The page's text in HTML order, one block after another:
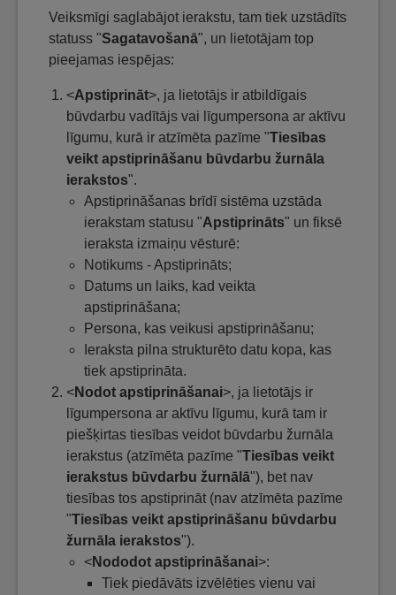
Veiksmīgi saglabājot ierakstu, tam tiek uzstādīts
statuss "Sagatavošanā", un lietotājam top
pieejamas iespējas:
<Apstiprināt>, ja lietotājs ir atbildīgais
būvdarbu vadītājs vai līgumpersona ar aktīvu
līgumu, kurā ir atzīmēta pazīme "Tiesības
veikt apstiprināšanu būvdarbu žurnāla
ierakstos".
Apstiprināšanas brīdī sistēma uzstāda
ierakstam statusu "Apstiprināts" un fiksē
ieraksta izmaiņu vēsturē:
Notikums - Apstiprināts;
Datums un laiks, kad veikta
apstiprināšana;
Persona, kas veikusi apstiprināšanu;
Ieraksta pilna strukturēto datu kopa, kas
tiek apstiprināta.
<Nodot apstiprināšanai>, ja lietotājs ir
līgumpersona ar aktīvu līgumu, kurā tam ir
piešķirtas tiesības veidot būvdarbu žurnāla
ierakstus (atzīmēta pazīme "Tiesības veikt
ierakstus būvdarbu žurnālā"), bet nav
tiesības tos apstiprināt (nav atzīmēta pazīme
"Tiesības veikt apstiprināšanu būvdarbu
žurnāla ierakstos").
<Nododot apstiprināšanai>:
Tiek piedāvāts izvēlēties vienu vai